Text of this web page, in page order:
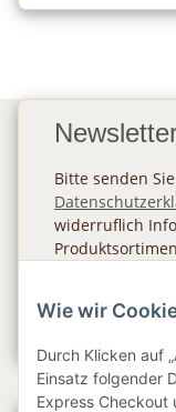
Bitte senden
widerruflich
Wie wir
Durch Klicken auf
Einsatz folgender
Express Checkout